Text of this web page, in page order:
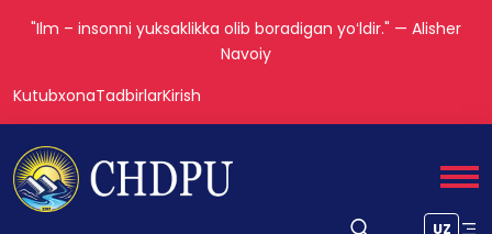
"Ilm – insonni yuksaklikka olib boradigan yoʻldir." — Alisher
Navoiy
KutubxonaTadbirlarKirish
UZ